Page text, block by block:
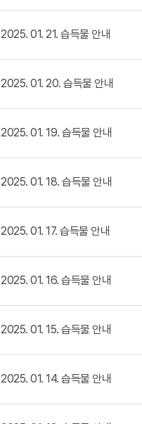
2025. 01. 21. 습득물 안내
2025. 01. 20. 습득물 안내
2025. 01. 19. 습득물 안내
2025. 01. 18. 습득물 안내
2025. 01. 17. 습득물 안내
2025. 01. 16. 습득물 안내
2025. 01. 15. 습득물 안내
2025. 01. 14. 습득물 안내